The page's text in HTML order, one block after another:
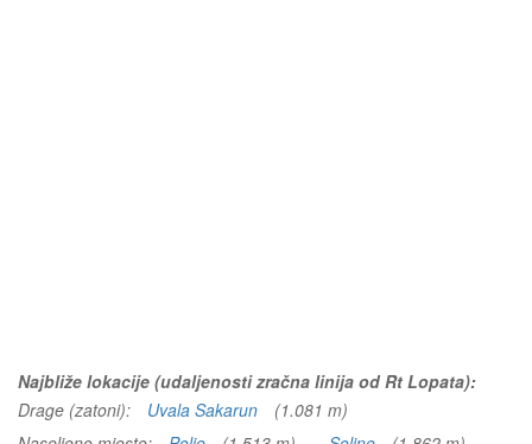
Najbliže lokacije (udaljenosti zračna linija od Rt Lopata):
Drage (zatoni):
Uvala Sakarun
(1.081 m)